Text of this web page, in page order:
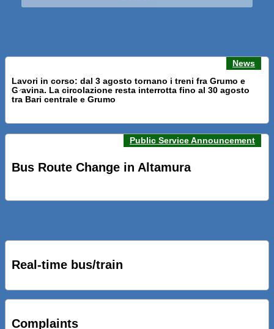
News
Lavori in corso: dal 3 agosto tornano i treni fra Grumo e
Gravina. La circolazione resta interrotta fino al 30 agosto
tra Bari centrale e Grumo
PRESENTATI A BARI NUOVI SERVIZI FALMAPS E LIVECHAT.
IL TUO BUS ED IL TUO TRENO
CICLOPEDONALE FAL CONSEGNA ALLA CITTA’ LE NOVE
OPERE DEL PROGETTO
Previous news Next
Public Service Announcement
Bus Route Change in Altamura
Real-time bus/train
Complaints